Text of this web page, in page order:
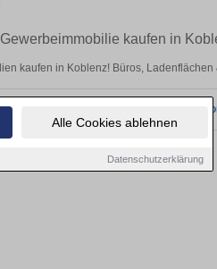
Alle Cookies ablehnen
Datenschutzerklärung
kaufen in
kaufen in Koblenz! Büros, Ladenflächen
finden. Schauen Sie bald wieder